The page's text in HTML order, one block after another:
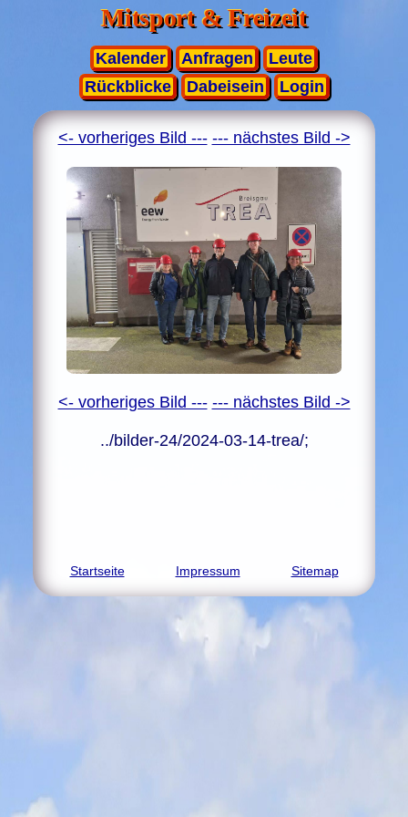
Mitsport & Freizeit
Kalender Anfragen
Leute
Rückblicke
Dabeisein Login
<- vorheriges Bild --- --- nächstes Bild ->
<- vorheriges Bild --- --- nächstes Bild ->
../bilder-24/2024-03-14-trea/;
Startseite Impressum Sitemap